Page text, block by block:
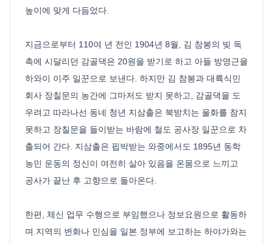
높이에 맞게 다듬었다.
지금으로부터 110여 년 전인 1904년 8월, 김 참봉의 빚 독
촉에 시달리던 감골댁은 20원을 받기로 하고 아들 방영근을
하와이 이주 일꾼으로 보낸다. 하지만 김 참봉과 대륙식민
회사 장칠문의 농간에 그마저도 받지 못하고, 감골댁을 도
우려고 따라나선 동네 청년 지삼출은 북받치는 울화를 참지
못하고 장칠문을 들이받는 바람에 철도 공사장 일꾼으로 차
출되어 간다. 지삼출은 핍박받는 와중에서도 1895년 동학
농민 운동의 정신이 여전히 살아 있음을 온몸으로 느끼고
공사가 끝난 후 고향으로 돌아온다.
한편, 체신 업무 수행으로 부임했으나 정보요원으로 활동하
며 지역의 변화나 민심을 일본 정부에 보고하는 하야가와는